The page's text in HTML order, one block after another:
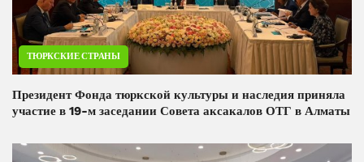
ТЮРКСКИЕ СТРАНЫ
Президент Фонда тюркской культуры и наследия приняла
участие в 19-м заседании Совета аксакалов ОТГ в Алматы